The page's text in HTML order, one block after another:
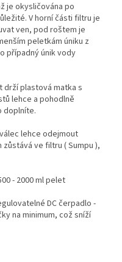
je okysličována po
V horní části filtru je
ven, pod roštem je
peletkám úniku z
případný únik vody
drží plastová matka s
lehce a pohodlně
doplníte.
lehce odejmout
ve filtru ( Sumpu ),
- 2000 ml pelet
DC čerpadlo -
na minimum, což sníží